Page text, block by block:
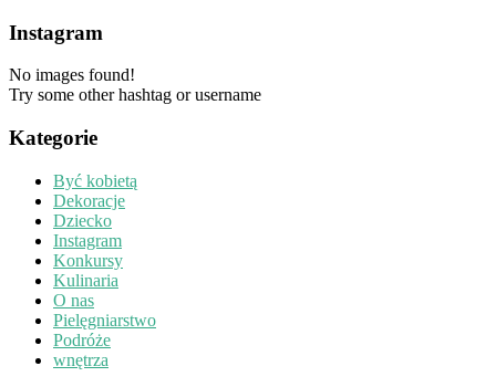
Instagram
No images found!
Try some other hashtag or username
Kategorie
Być kobietą
Dekoracje
Dziecko
Instagram
Konkursy
Kulinaria
O nas
Pielęgniarstwo
Podróże
wnętrza